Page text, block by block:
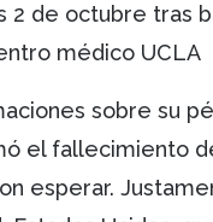
2 de octubre tras
médico UCLA
sobre su
el fallecimiento
esperar.